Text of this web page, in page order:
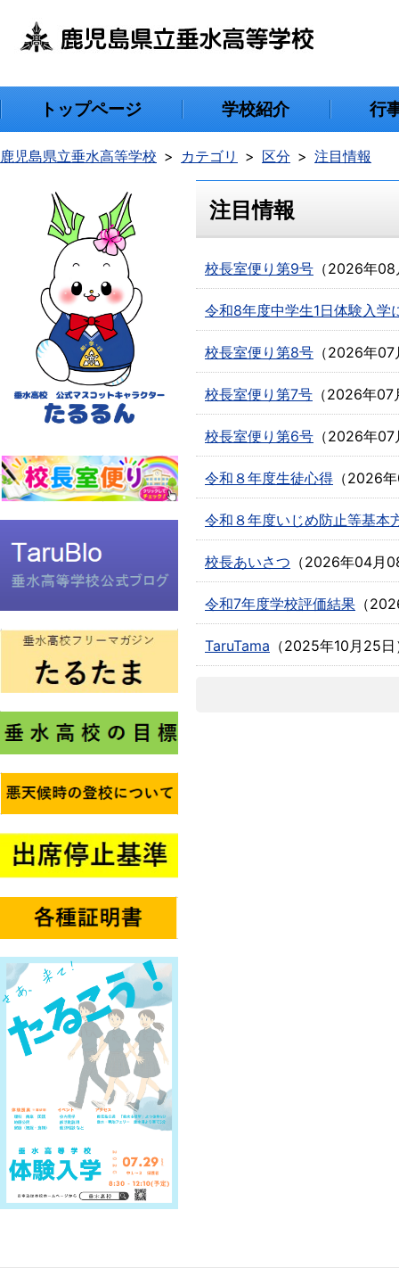
トップページ 学校紹介 行
鹿児島県立垂水高等学校 カテゴリ 区分 注目情報
注目情報
校長室便り第9号 （2026年08
令和8年度中学生1日体験入学
校長室便り第8号 （2026年07
校長室便り第7号 （2026年07
校長室便り第6号 （2026年07
令和８年度生徒心得 （2026
令和８年度いじめ防止等基本
校長あいさつ （2026年04月
令和7年度学校評価結果 （
TaruTama （2025年10月25日